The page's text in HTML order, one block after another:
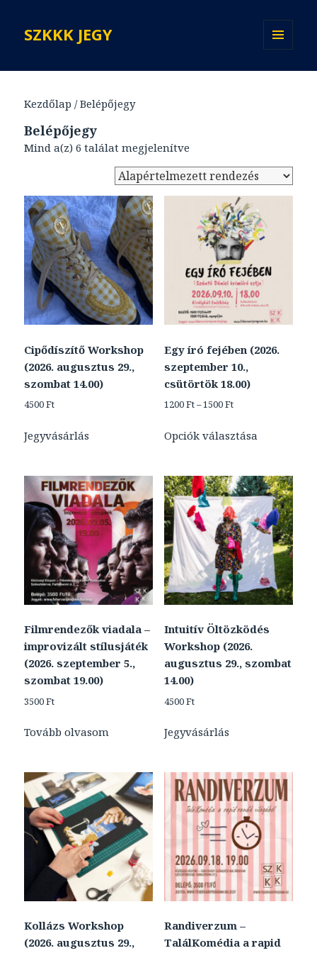
SZKKK JEGY
Kezdőlap / Belépőjegy
Belépőjegy
Mind a(z) 6 találat megjelenítve
Cipődíszítő Workshop
(2026. augusztus 29.,
szombat 14.00)
4500Ft
Jegyvásárlás
Egy író fejében (2026.
szeptember 10.,
csütörtök 18.00)
1200Ft–1500FtÁrtartomány:
-
Opciók választásaa
több
variációja
van.
A
változatok
a
Filmrendezők viadala –
improvizált stílusjáték
(2026. szeptember 5.,
szombat 19.00)
3500Ft
Tovább olvasom
Intuitív Öltözködés
Workshop (2026.
augusztus 29., szombat
14.00)
4500Ft
Jegyvásárlás
Kollázs Workshop
(2026. augusztus 29.,
Randiverzum –
TalálKomédia a rapid